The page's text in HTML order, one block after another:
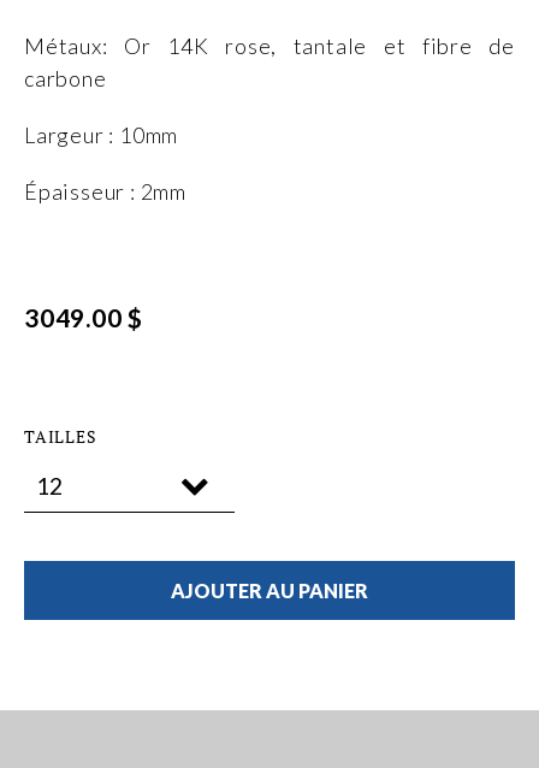
Métaux: Or 14K rose, tantale et fibre de
carbone
Largeur : 10mm
Épaisseur : 2mm
3049.00 $
TAILLES
AJOUTER AU PANIER